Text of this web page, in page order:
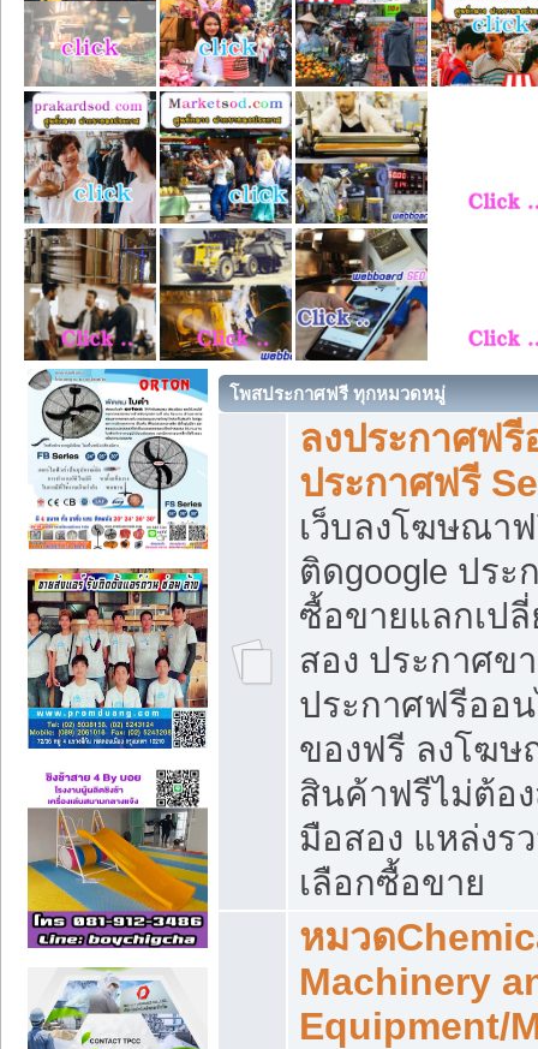
โพสประกาศฟรี ทุกหมวดหมู่
ลงประกาศฟ
ประกาศฟรี
เว็บลงโฆษณา
ติดgoogle ปร
ซื้อขายแลกเป
สอง ประกาศข
ประกาศฟรีออ
ของฟรี ลงโฆ
สินค้าฟรีไม่ต้อ
มือสอง แหล่งร
เลือกซื้อขาย
หมวด
Machinery
Equipment/